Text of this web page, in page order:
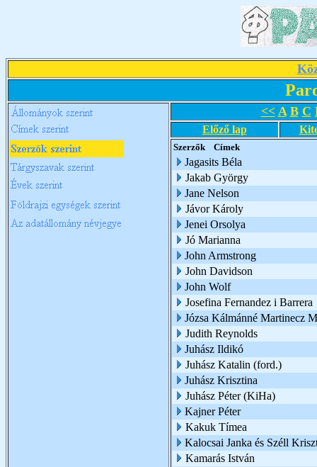
<< A B C
Előző lap
Szerzők Címek
Jagasits Béla
Jakab György
Jane Nelson
Jávor Károly
Jenei Orsolya
Jó Marianna
John Armstrong
John Davidson
John Wolf
Josefina Fernandez i Barrera
Józsa Kálmánné Martinecz
Judith Reynolds
Juhász Ildikó
Juhász Katalin (ford.)
Juhász Krisztina
Juhász Péter (KiHa)
Kajner Péter
Kakuk Tímea
Kalocsai Janka és Széll
Kamarás István